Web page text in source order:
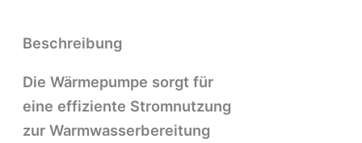
Beschreibung
Die Wärmepumpe sorgt für
eine effiziente Stromnutzung
zur Warmwasserbereitung